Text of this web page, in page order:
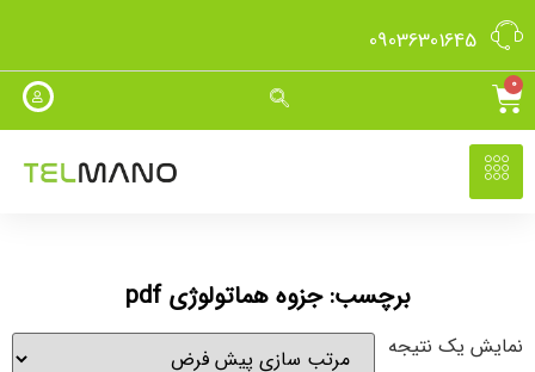
09036301645
0
برچسب: جزوه هماتولوژی pdf
نمایش یک نتیجه